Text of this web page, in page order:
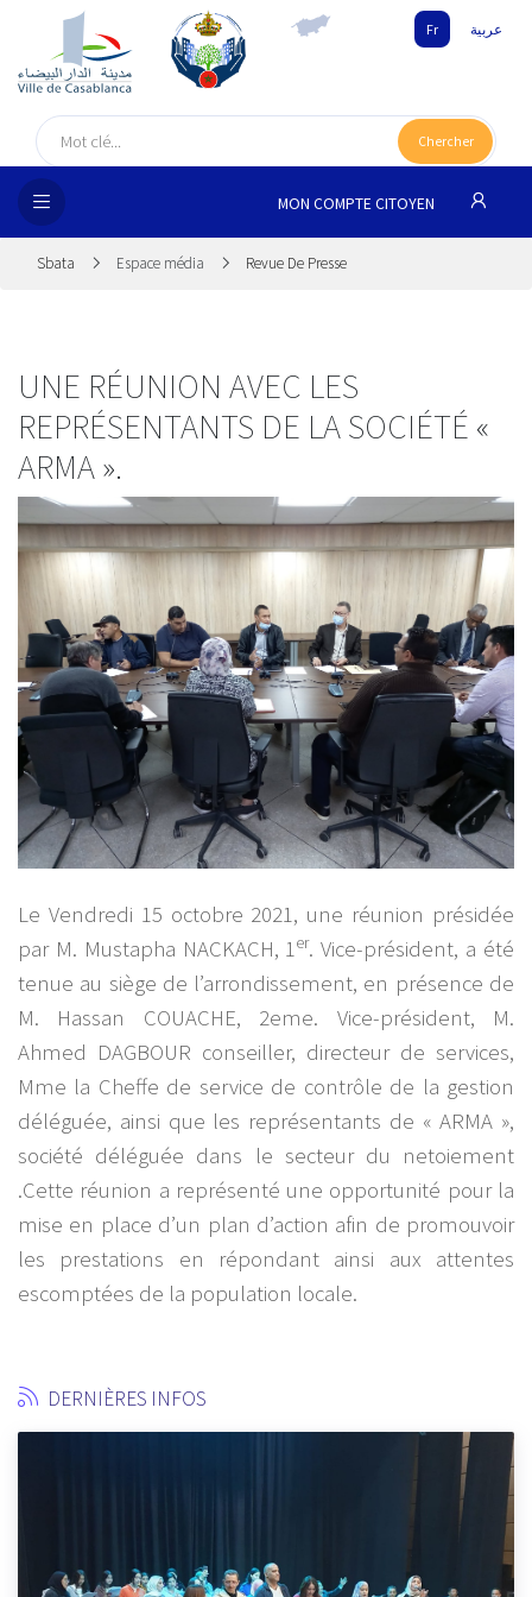
MÉDIA
Fr عربية
Chercher
MON COMPTE CITOYEN
Sbata Espace média Revue De Presse
UNE RÉUNION AVEC LES
REPRÉSENTANTS DE LA SOCIÉTÉ «
ARMA ».
Le Vendredi 15 octobre 2021, une réunion présidée
par M. Mustapha NACKACH, 1er. Vice-président, a été
tenue au siège de l’arrondissement, en présence de
M. Hassan COUACHE, 2eme. Vice-président, M.
Ahmed DAGBOUR conseiller, directeur de services,
Mme la Cheffe de service de contrôle de la gestion
déléguée, ainsi que les représentants de « ARMA »,
société déléguée dans le secteur du netoiement
.Cette réunion a représenté une opportunité pour la
mise en place d’un plan d’action afin de promouvoir
les prestations en répondant ainsi aux attentes
escomptées de la population locale.
DERNIÈRES INFOS